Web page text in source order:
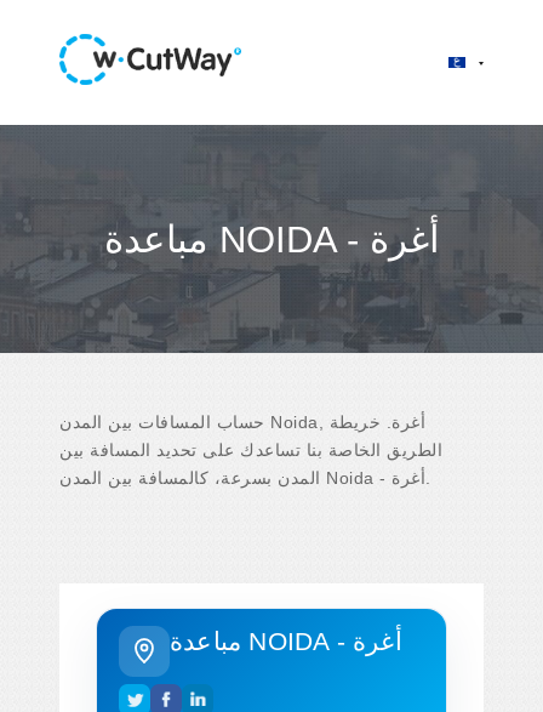
مباعدة NOIDA - أغرة
حساب المسافات بين المدن Noida, أغرة. خريطة
الطريق الخاصة بنا تساعدك على تحديد المسافة بين
مباعدة NOIDA - أغرة